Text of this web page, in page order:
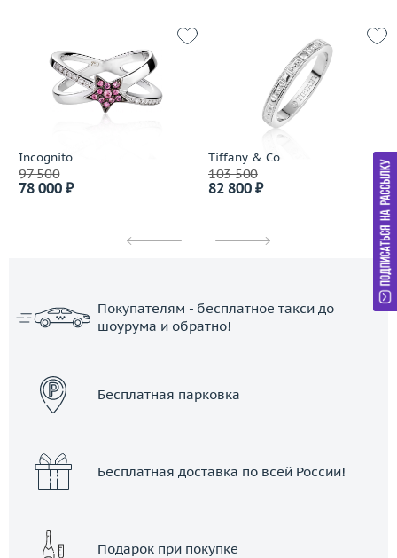
Incognito
97 500
78 000 ₽
Tiffany & Co
103 500
82 800 ₽
Покупателям - бесплатное такси до
шоурума и обратно!
Бесплатная парковка
Бесплатная доставка по всей России!
Подарок при покупке